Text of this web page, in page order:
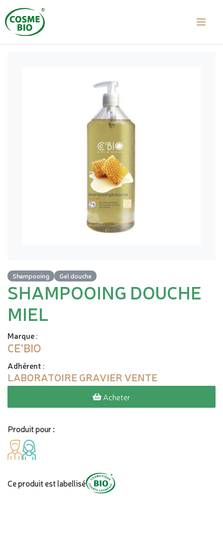
Shampooing Gel douche
SHAMPOOING DOUCHE
MIEL
Marque:
CE'BIO
Adhérent :
LABORATOIRE GRAVIER VENTE
Acheter
Produit pour :
Ce produit est labellisé